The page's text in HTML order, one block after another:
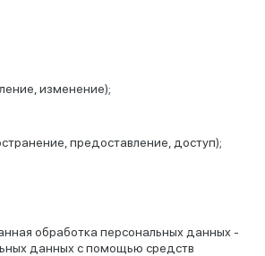
изменение);
предоставление, доступ);
обработка персональных данных -
данных с помощью средств